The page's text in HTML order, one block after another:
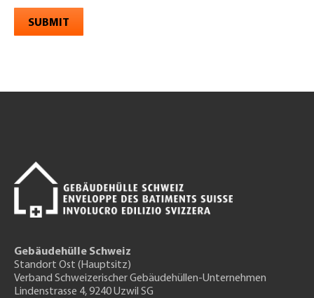
SUBMIT
Gebäudehülle Schweiz
Standort Ost (Hauptsitz)
Verband Schweizerischer Gebäudehüllen-Unternehmen
Lindenstrasse 4, 9240 Uzwil SG